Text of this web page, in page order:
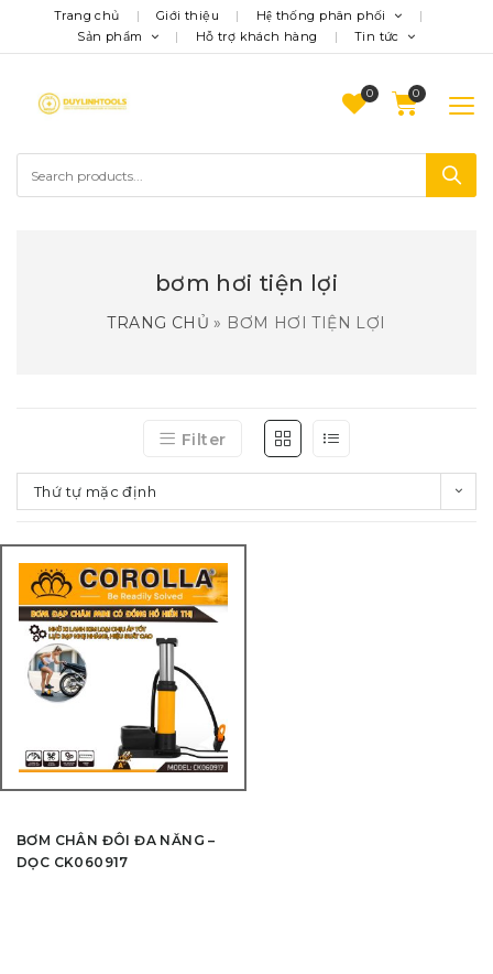
Trang chủ Giới thiệu
Hệ thống phân phối
Sản phẩm
Hỗ trợ khách hàng Tin tức
0
bơm hơi tiện lợi
TRANG CHỦ » BƠM HƠI TIỆN LỢI
Filter
Thứ tự mặc định
BƠM CHÂN ĐÔI ĐA NĂNG –
DỌC CK060917